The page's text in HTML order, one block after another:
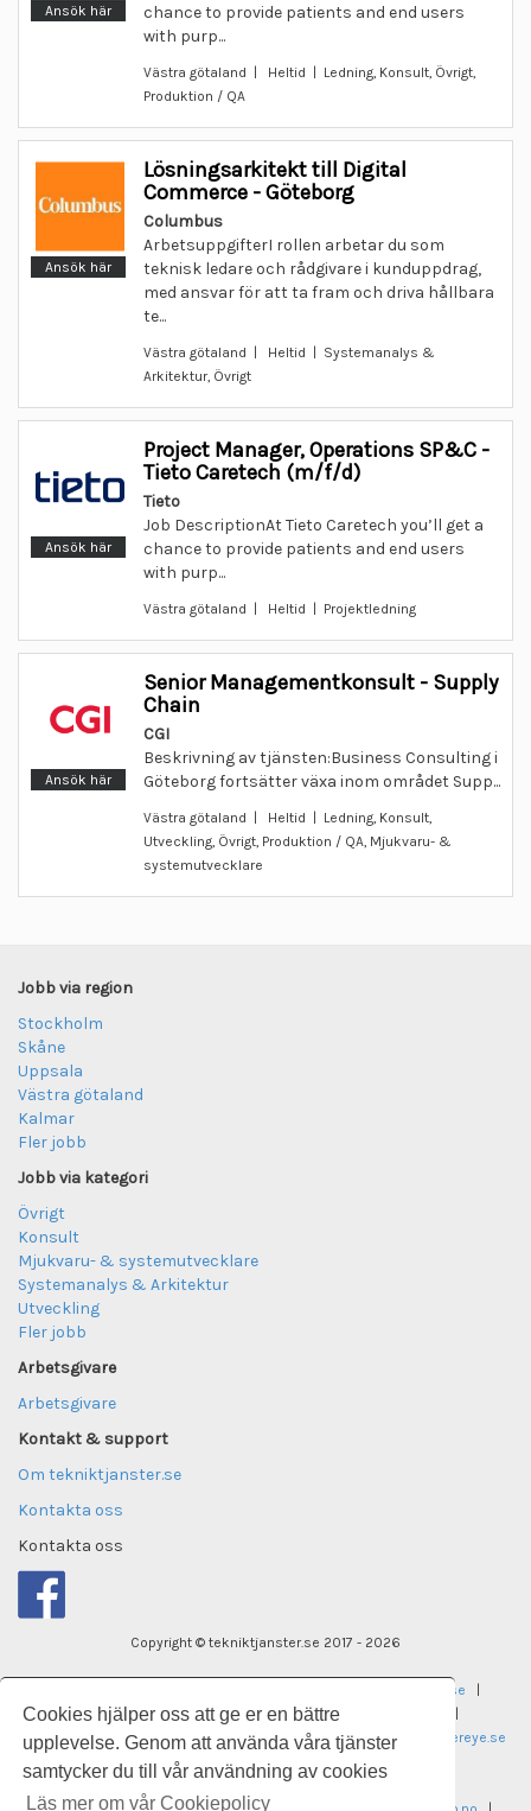
Cookies hjälper oss att ge er en bättre
upplevelse. Genom att använda våra tjänster
samtycker du till vår användning av cookies
Läs mer om vår Cookiepolicy
Ansök här
chance to provide patients and end users
with purp...
Västra götaland | Heltid | Ledning, Konsult, Övrigt,
Produktion / QA
Ansök här
Lösningsarkitekt till Digital
Commerce - Göteborg
Columbus
ArbetsuppgifterI rollen arbetar du som
teknisk ledare och rådgivare i kunduppdrag,
med ansvar för att ta fram och driva hållbara
te...
Västra götaland | Heltid | Systemanalys &
Arkitektur, Övrigt
Ansök här
Project Manager, Operations SP&C -
Tieto Caretech (m/f/d)
Tieto
Job DescriptionAt Tieto Caretech you’ll get a
chance to provide patients and end users
with purp...
Västra götaland | Heltid | Projektledning
Ansök här
Senior Managementkonsult - Supply
Chain
CGI
Beskrivning av tjänsten:Business Consulting i
Göteborg fortsätter växa inom området Supp...
Västra götaland | Heltid | Ledning, Konsult,
Utveckling, Övrigt, Produktion / QA, Mjukvaru- &
systemutvecklare
Jobb via region
Stockholm
Skåne
Uppsala
Västra götaland
Kalmar
Fler jobb
Jobb via kategori
Övrigt
Konsult
Mjukvaru- & systemutvecklare
Systemanalys & Arkitektur
Utveckling
Fler jobb
Arbetsgivare
Arbetsgivare
Kontakt & support
Om tekniktjanster.se
Kontakta oss
Kontakta oss
Copyright © tekniktjanster.se 2017 - 2026
undervisningsjobb.se |
careereye.se|universitetsvakanser.se|
|
sjukvardsvakanser.se|careereye.se|itvakanser.se| careereye.se
laegekarriere.dk